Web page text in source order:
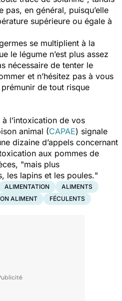
pas, en général, puisqu’elle
supérieure ou égale à
se multiplient à la
le légume n’est plus assez
nécessaire de tenter le
et n’hésitez pas à vous
de tout risque
l’intoxication de vos
animal (CAPAE) signale
dizaine d’appels concernant
aux pommes de
"mais plus
les lapins et les poules."
ALIMENTATION
ALIMENTS
ALIMENT FÉCULENTS